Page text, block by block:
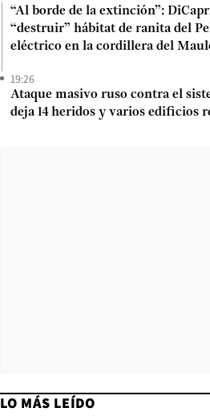
“Al borde de la extinción”:
“destruir” hábitat de ranita del
eléctrico en la cordillera del
19:26
Ataque masivo ruso contra el
deja 14 heridos y varios edificios
LO MÁS LEÍDO